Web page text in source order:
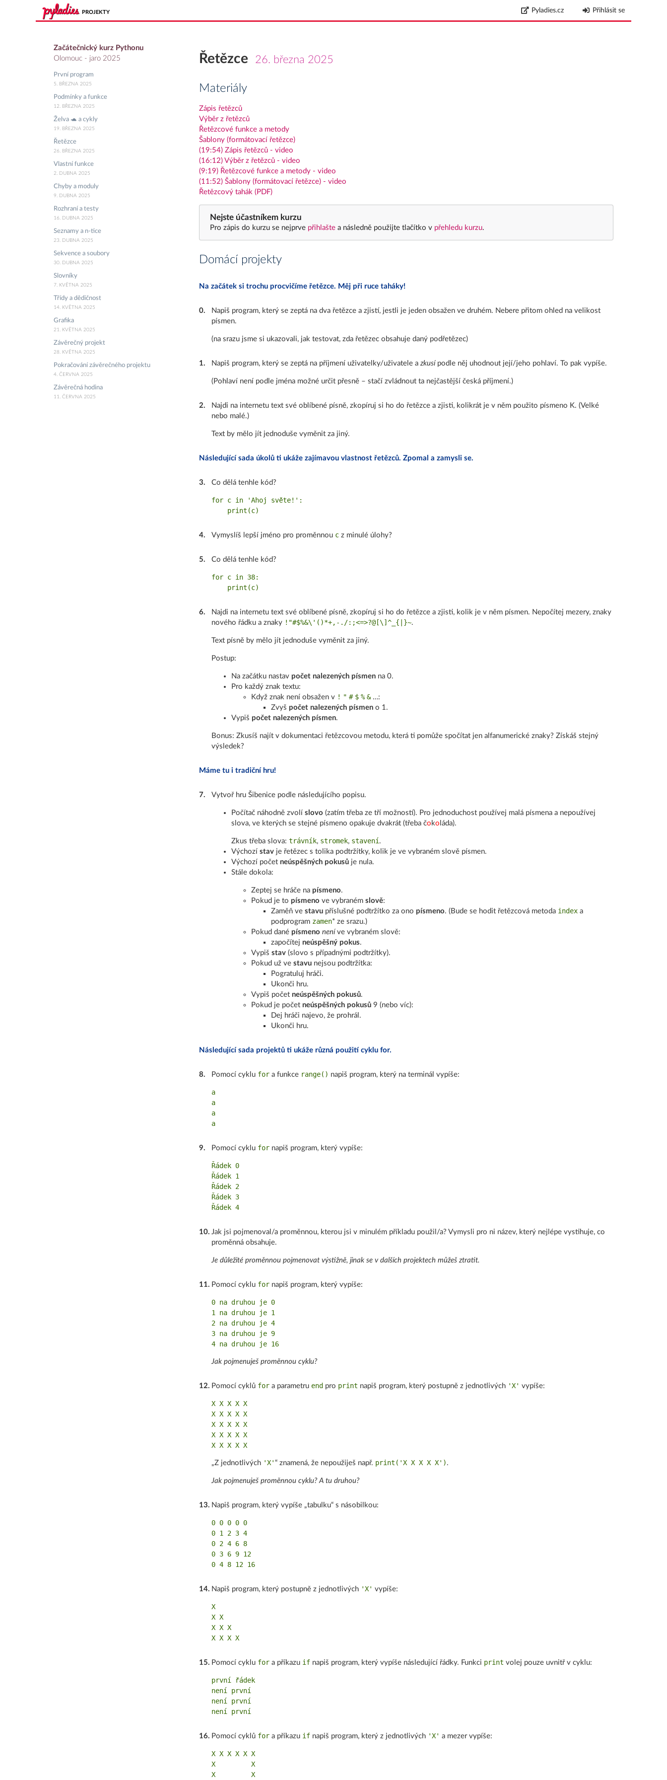
PROJEKTY Pyladies.cz Přihlásit se
Začátečnický kurz Pythonu
Olomouc - jaro 2025
První program
5. BŘEZNA 2025
Podmínky a funkce
12. BŘEZNA 2025
Želva 🐢 a cykly
19. BŘEZNA 2025
Řetězce
26. BŘEZNA 2025
Vlastní funkce
2. DUBNA 2025
Chyby a moduly
9. DUBNA 2025
Rozhraní a testy
16. DUBNA 2025
Seznamy a n-tice
23. DUBNA 2025
Sekvence a soubory
30. DUBNA 2025
Slovníky
7. KVĚTNA 2025
Třídy a dědičnost
14. KVĚTNA 2025
Grafika
21. KVĚTNA 2025
Závěrečný projekt
28. KVĚTNA 2025
Pokračování závěrečného projektu
4. ČERVNA 2025
Závěrečná hodina
11. ČERVNA 2025
Řetězce 26. března 2025
Materiály
Zápis řetězců
Výběr z řetězců
Řetězcové funkce a metody
Šablony (formátovací řetězce)
(19:54) Zápis řetězců - video
(16:12) Výběr z řetězců - video
(9:19) Řetězcové funkce a metody - video
(11:52) Šablony (formátovací řetězce) - video
Řetězcový tahák (PDF)
Nejste účastníkem kurzu
Pro zápis do kurzu se nejprve přihlašte a následně použijte tlačítko v přehledu kurzu.
Domácí projekty
Na začátek si trochu procvičíme řetězce. Měj při ruce taháky!
0.
Napiš program, který se zeptá na dva řetězce a zjistí, jestli je jeden obsažen ve druhém. Nebere přitom ohled na velikost
písmen.
(na srazu jsme si ukazovali, jak testovat, zda řetězec obsahuje daný podřetězec)
1. Napiš program, který se zeptá na příjmení uživatelky/uživatele a zkusípodle něj uhodnout její/jeho pohlaví. To pak vypíše.
(Pohlaví není podle jména možné určit přesně – stačí zvládnout ta nejčastější česká příjmení.)
2.
Najdi na internetu text své oblíbené písně, zkopíruj si ho do řetězce a zjisti, kolikrát je v něm použito písmeno K. (Velké
nebo malé.)
Text by mělo jít jednoduše vyměnit za jiný.
Následující sada úkolů ti ukáže zajímavou vlastnost řetězců. Zpomal a zamysli se.
3. Co dělá tenhle kód?
for c in 'Ahoj světe!':
4. Vymyslíš lepší jméno pro proměnnou cz minulé úlohy?
5. Co dělá tenhle kód?
for c in 38:
6.
Najdi na internetu text své oblíbené písně, zkopíruj si ho do řetězce a zjisti, kolik je v něm písmen. Nepočítej mezery, znaky
nového řádku a znaky !"#$%&\'()*+,-./:;<=>?@[\]^_{|}~.
Text písně by mělo jít jednoduše vyměnit za jiný.
Postup:
Na začátku nastav počet nalezených písmenna 0.
Pro každý znak textu:
Když znak není obsažen v ! " # $ % &…:
Zvyš počet nalezených písmeno 1.
Vypiš počet nalezených písmen.
Bonus: Zkusíš najít v dokumentaci řetězcovou metodu, která ti pomůže spočítat jen alfanumerické znaky? Získáš stejný
výsledek?
Máme tu i tradiční hru!
7. Vytvoř hru Šibenice podle následujícího popisu.
Počítač náhodně zvolí slovo (zatím třeba ze tří možností). Pro jednoduchost používej malá písmena a nepoužívej
slova, ve kterých se stejné písmeno opakuje dvakrát (třeba čo ko láda).
Zkus třeba slova: trávník, stromek, stavení.
Výchozí stavje řetězec s tolika podtržítky, kolik je ve vybraném slově písmen.
Výchozí počet neúspěšných pokusůje nula.
Stále dokola:
Zeptej se hráče na písmeno.
Pokud je to písmeno ve vybraném slově:
Zaměň ve stavupříslušné podtržítko za ono písmeno. (Bude se hodit řetězcová metoda indexa
podprogram zamen* ze srazu.)
Pokud dané písmeno neníve vybraném slově:
započítej neúspěšný pokus.
Vypiš stav(slovo s případnými podtržítky).
Pokud už ve stavunejsou podtržítka:
Pogratuluj hráči.
Ukonči hru.
Vypiš počet neúspěšných pokusů.
Pokud je počet neúspěšných pokusů9 (nebo víc):
Dej hráči najevo, že prohrál.
Ukonči hru.
Následující sada projektů ti ukáže různá použití cyklu for.
8. Pomocí cyklu fora funkce range() napiš program, který na terminál vypíše:
a
a
a
a
9. Pomocí cyklu fornapiš program, který vypíše:
Řádek 0
Řádek 1
Řádek 2
Řádek 3
Řádek 4
10. Jak jsi pojmenoval/a proměnnou, kterou jsi v minulém příkladu použil/a? Vymysli pro ni název, který nejlépe vystihuje, co
proměnná obsahuje.
Je důležité proměnnou pojmenovat výstižně, jinak se v dalších projektech můžeš ztratit.
11. Pomocí cyklu fornapiš program, který vypíše:
0 na druhou je 0
1 na druhou je 1
2 na druhou je 4
3 na druhou je 9
4 na druhou je 16
Jak pojmenuješ proměnnou cyklu?
12. Pomocí cyklů fora parametru end pro print napiš program, který postupně z jednotlivých 'X' vypíše:
X X X X X
X X X X X
X X X X X
X X X X X
X X X X X
„Z jednotlivých 'X' “ znamená, že nepoužiješ např. print('X X X X X') .
Jak pojmenuješ proměnnou cyklu? A tu druhou?
13. Napiš program, který vypíše „tabulku“ s násobilkou:
0 0 0 0 0
0 1 2 3 4
0 2 4 6 8
0 3 6 9 12
0 4 8 12 16
14. Napiš program, který postupně z jednotlivých 'X' vypíše:
X
X X
X X X
X X X X
15. Pomocí cyklu fora příkazu ifnapiš program, který vypíše následující řádky. Funkci print volej pouze uvnitř v cyklu:
první řádek
není první
není první
16. Pomocí cyklů fora příkazu ifnapiš program, který z jednotlivých 'X' a mezer vypíše:
X X X X X X
X         X
X         X